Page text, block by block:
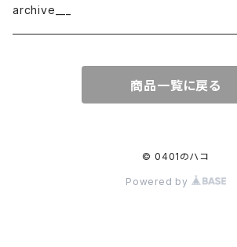
border
cotton × wool
織物
archive___
商品一覧に戻る
© 0401のハコ
Powered by